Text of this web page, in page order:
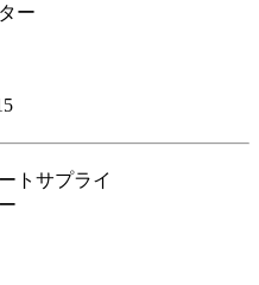
ー
トサプライ